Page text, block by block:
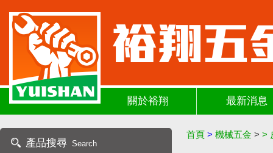
關於裕翔 最新消息
產品搜尋 Search
首頁 > 機械五金 > >